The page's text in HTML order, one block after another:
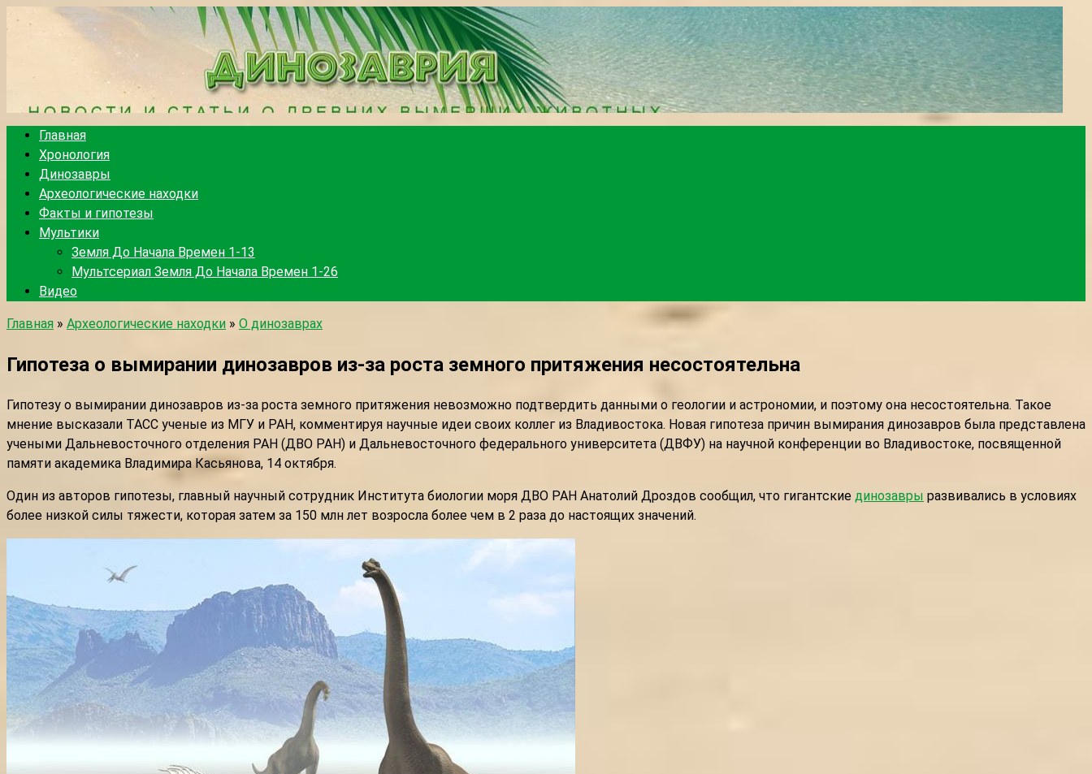
Перейти
к
Главная
Хронология
Динозавры
Археологические находки
Факты и гипотезы
Мультики
Земля До Начала Времен 1-13
Мультсериал Земля До Начала Времен 1-26
Видео
Главная » Археологические находки » О динозаврах
Гипотеза о вымирании динозавров из-за роста земного притяжения несостоятельна
Гипотезу о вымирании динозавров из-за роста земного притяжения невозможно подтвердить данными о геологии и астрономии, и поэтому она несостоятельна. Такое
мнение высказали ТАСС ученые из МГУ и РАН, комментируя научные идеи своих коллег из Владивостока. Новая гипотеза причин вымирания динозавров была представлена
учеными Дальневосточного отделения РАН (ДВО РАН) и Дальневосточного федерального университета (ДВФУ) на научной конференции во Владивостоке, посвященной
памяти академика Владимира Касьянова, 14 октября.
Один из авторов гипотезы, главный научный сотрудник Института биологии моря ДВО РАН Анатолий Дроздов сообщил, что гигантские динозавры развивались в условиях
более низкой силы тяжести, которая затем за 150 млн лет возросла более чем в 2 раза до настоящих значений.